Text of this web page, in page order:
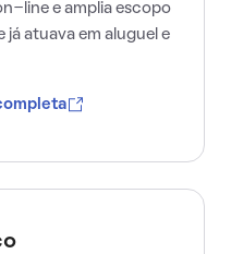
line e amplia escopo
já atuava em aluguel e